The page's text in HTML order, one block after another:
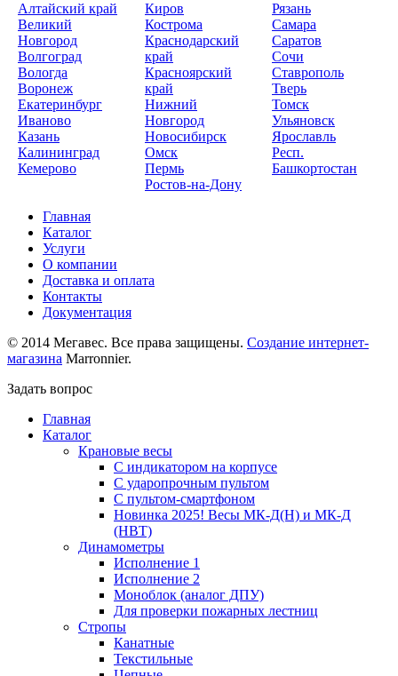
Алтайский край
Великий
Новгород
Волгоград
Вологда
Воронеж
Екатеринбург
Иваново
Казань
Калининград
Кемерово
Киров
Кострома
Краснодарский
край
Красноярский
край
Нижний
Новгород
Новосибирск
Омск
Пермь
Ростов-на-Дону
Рязань
Самара
Саратов
Сочи
Ставрополь
Тверь
Томск
Ульяновск
Ярославль
Респ.
Башкортостан
Главная
Каталог
Услуги
О компании
Доставка и оплата
Контакты
Документация
© 2014 Мегавес. Все права защищены. Создание интернет-
магазина Marronnier.
Задать вопрос
Главная
Каталог
Крановые весы
С индикатором на корпусе
С ударопрочным пультом
С пультом-смартфоном
Новинка 2025! Весы МК-Д(Н) и МК-Д
(НВТ)
Динамометры
Исполнение 1
Исполнение 2
Моноблок (аналог ДПУ)
Для проверки пожарных лестниц
Стропы
Канатные
Текстильные